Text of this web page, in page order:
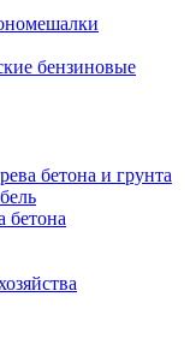
бензиновые
бетона и грунта
бетона